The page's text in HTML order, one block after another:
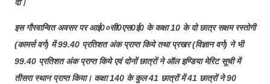
दी।
इस गौरवान्वित अवसर पर आई0०सी0एस0ई0 के कक्षा 10 के दो छात्र सक्षम रस्तोगी
(कामर्स वर्ग) में 99.40 प्रतिशत अंक प्राप्त किये तथा प्रखर (विज्ञान वर्ग) ने भी
99.40 प्रतिशत अंक प्राप्त किये एवं दोनों छात्रों ने ऑल इण्डिया मेरिट सूची में
तीसरा स्थान प्राप्त किया। कक्षा 140 के कुल 41 छात्रों में 41 छात्रों ने 90